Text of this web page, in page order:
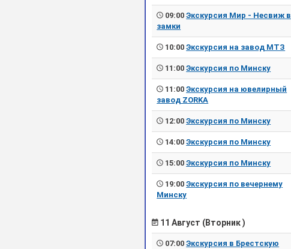
09:00Экскурсия Мир - Несвиж в
замки
10:00Экскурсия на завод МТЗ
11:00Экскурсия по Минску
11:00Экскурсия на ювелирный
завод ZORKA
12:00Экскурсия по Минску
14:00Экскурсия по Минску
15:00Экскурсия по Минску
19:00Экскурсия по вечернему
Минску
11 Август (Вторник )
07:00Экскурсия в Брестскую